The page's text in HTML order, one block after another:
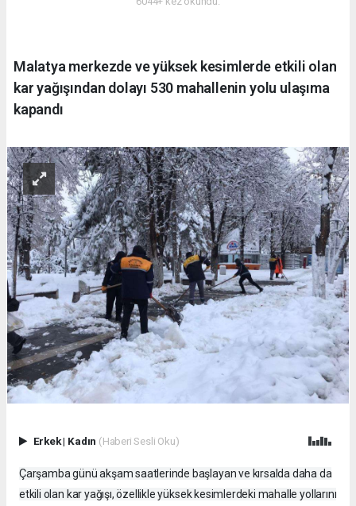
Malatya merkezde ve yüksek kesimlerde etkili olan
kar yağışından dolayı 530 mahallenin yolu ulaşıma
kapandı
Erkek| Kadın (Haberi Sesli Oku)
Çarşamba günü akşam saatlerinde başlayan ve kırsalda daha da
etkili olan kar yağışı, özellikle yüksek kesimlerdeki mahalle yollarını